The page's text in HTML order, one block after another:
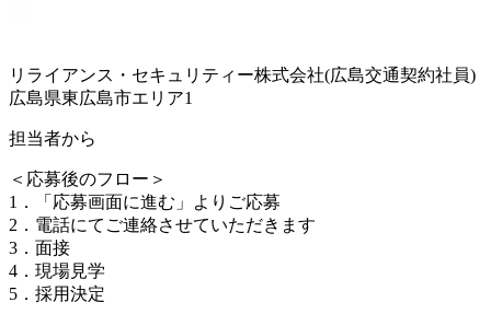
リライアンス・セキュリティー株式会社(広島交通契約社員)
広島県東広島市エリア1
担当者から
＜応募後のフロー＞
1．「応募画面に進む」よりご応募
2．電話にてご連絡させていただきます
3．面接
4．現場見学
5．採用決定